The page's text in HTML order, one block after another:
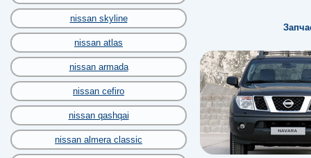
nissan skyline
nissan atlas
nissan armada
nissan cefiro
nissan qashqai
nissan almera classic